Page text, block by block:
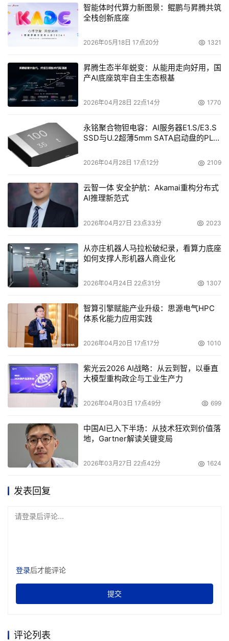
如果没有治理机制，任何人都可以随意注册资产，将导致企
业失去对资产发现渠道的控制，无法落实技术标准、无法追
踪归属权，更无法实现从开发到退役的全生命周期管理。当
规模达到数百甚至数千量级时，则需要一套能够自动执行标
准的系统。
Amazon Agent Registry让企业能够掌控资产的发布与访
问权限。管理员可以通过Amazon IAM策略来定义谁有权注
册Agent、工具及Skill，以及谁拥有查看与发现它们的权
限。每条记录都遵循一套标准的审批工作流：资产以“草稿”
状态起步，进入“待审批”流程，审批通过后方可向企业内部
开放可见。注册中心负责追踪Agents的整个生命周期：从
最初开发、部署上线，直至最终退役。所有记录均支持版本
控制以追踪演变过程，企业还可以将不再使用的记录标记为
“废弃”。此外，注册中心提供钩子（Hooks）接口，便于与
定义元数据，用以标记团队所有权、合规状态或部署环境等
关键信息。
航空正在构建覆盖全企业的Agent目录与治理体系。
Amazon Agent Registry解决了这一关键的资产发现难
题，使各团队能够复用现有Agent，避免从头开始重复创
造。通过跨平台的统一治理，每个Agent都具备标准化的归
属元数据与合规策略执行能力。这不仅能有效防止组织内部
出现Agent的无序蔓延，更将为我们从第一天起就以企业级
治理标准扩展数千个Agent奠定坚实基础。”
亚马逊云科技正致力于构建这样一个未来：Amazon Agent
Registry将覆盖所有用于构建Agent的亚马逊云科技服务，
包括Amazon Quick和Kiro。Agent在部署的瞬间就会被自
动索引。开发者可以直接在集成开发环境（IDE）中进行搜
员则统一通过控制台进行治理：这一切都将基于同一个事实
化元数据（如归属信息、合规状态、成本中心以及治理模型
所需的任何其他维度）提供有力支撑。随着时间的推移，
Amazon Bedrock AgentCore Observability功能所采集的
行时间及使用模式等数据，不仅能使用户知晓现有资产，更
智能体时代算力新图景：鲲鹏与昇腾共筑
全栈创新底座
2026年05月18日 17点20分 1321
昇腾生态半年蜕变：从能用走向好用，国
产AI底座筑牢自主生态根基
2026年04月28日 22点14分 1770
永铭聚合物钽电容：AI服务器E1.S/E3.S
SSD与U.2超薄5mm SATA启动盘的PLP
2026年04月28日 17点12分 2109
云智一体 安全护航：Akamai重构分布式
AI推理新范式
2026年04月27日 23点33分 2023
从亦庄机器人马拉松破纪录，看算力底座
如何支撑人形机器人商业化
2026年04月24日 22点31分 1307
智算引擎赋能产业升级：思源电气HPC
体系化能力应用实践
2026年04月20日 17点17分 1010
紫光云2026 AI战略：从云到智，以垂直
大模型重构政企与工业生产力
2026年04月03日 17点49分 699
中国AI已入下半场：从技术狂欢到价值落
地，Gartner解读关键变局
2026年03月27日 22点42分 1624
发表回复
请登录后评论...
登录后才能评论
提交
评论列表